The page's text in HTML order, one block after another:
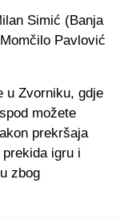
Simić (Banja
Pavlović
u Zvorniku, gdje
možete
prekršaja
igru i
zbog